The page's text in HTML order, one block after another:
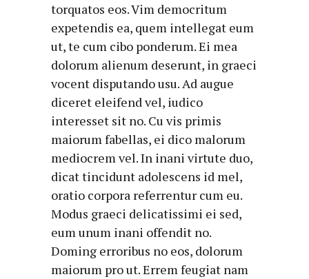
torquatos eos. Vim democritum
expetendis ea, quem intellegat eum
ut, te cum cibo ponderum. Ei mea
dolorum alienum deserunt, in graeci
vocent disputando usu. Ad augue
diceret eleifend vel, iudico
interesset sit no. Cu vis primis
maiorum fabellas, ei dico malorum
mediocrem vel. In inani virtute duo,
dicat tincidunt adolescens id mel,
oratio corpora referrentur cum eu.
Modus graeci delicatissimi ei sed,
eum unum inani offendit no.
Doming erroribus no eos, dolorum
maiorum pro ut. Errem feugiat nam